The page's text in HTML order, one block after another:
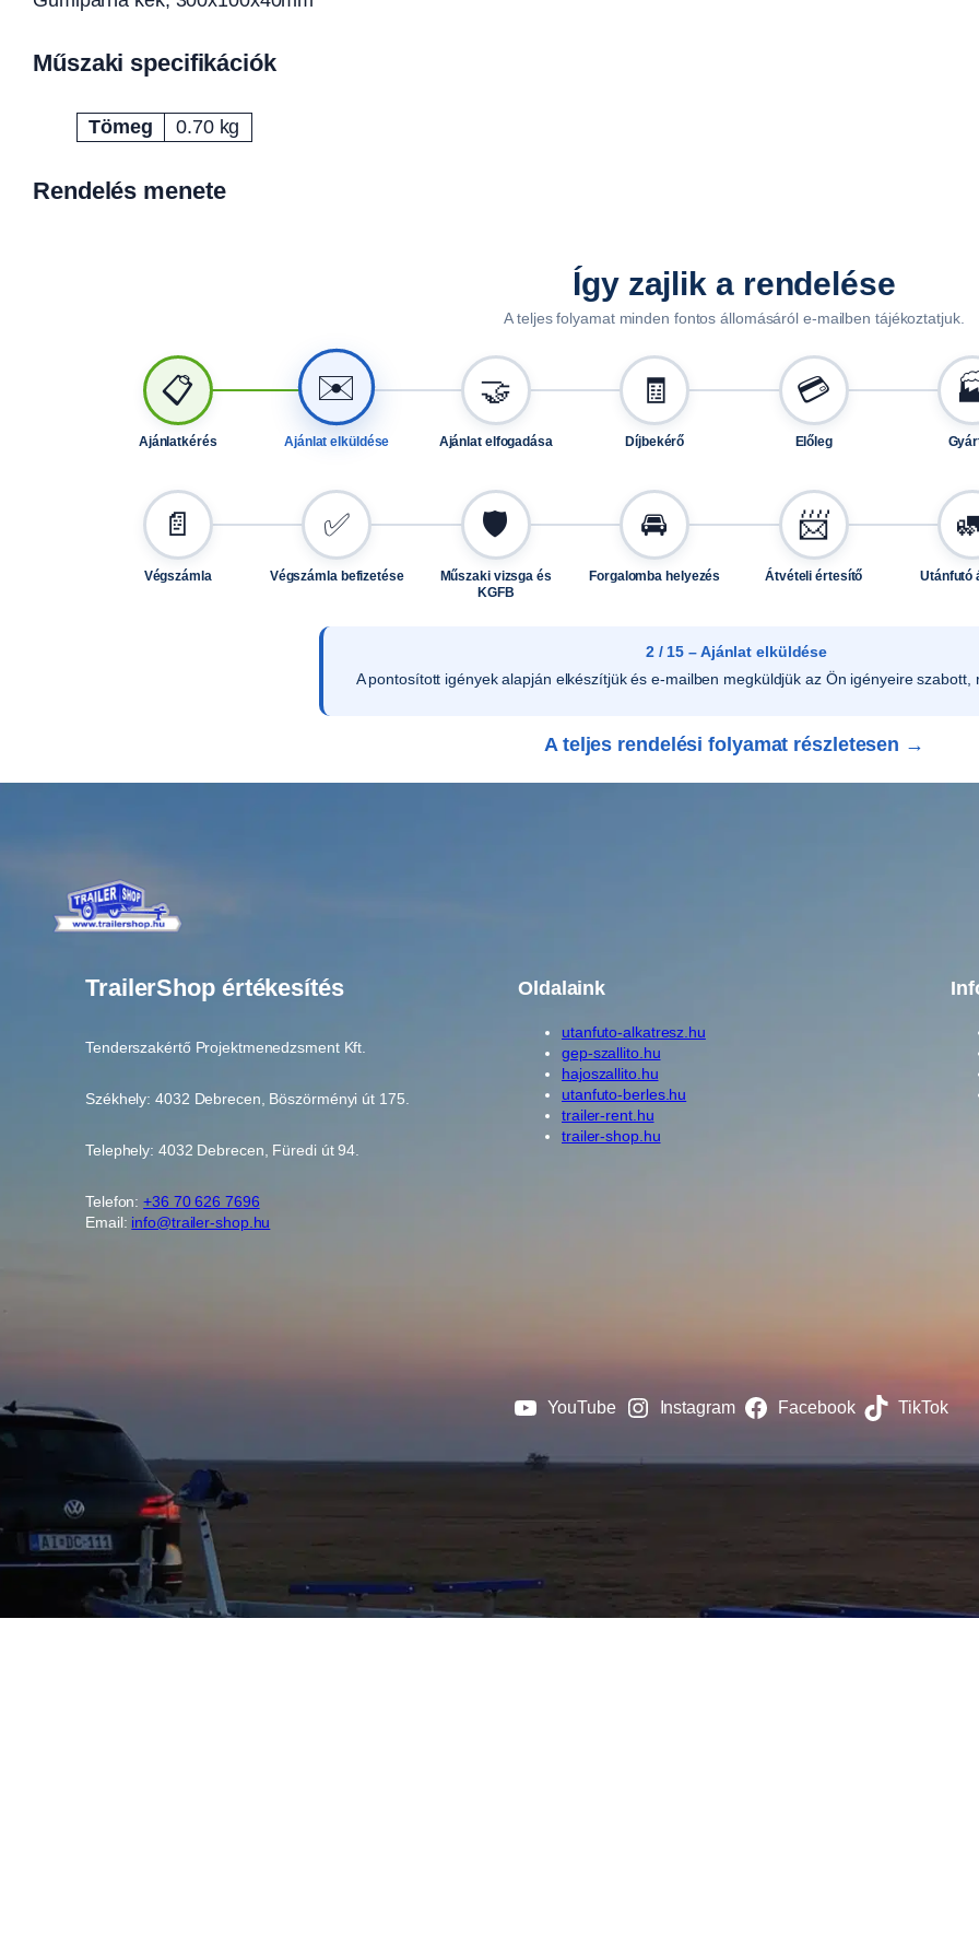
é
g
Műszaki specifikációk
Attribútumok Érték
Tömeg 0.70 kg
Rendelés menete
Így zajlik a rendelése
A teljes folyamat minden fontos állomásáról e-mailben tájékoztatjuk.
📋
Ajánlatkérés
✉️
Ajánlat elküldése
🤝
Ajánlat elfogadása
🧾
Díjbekérő
💳
Előleg
📄
Végszámla
✅
Végszámla befizetése
🛡️
Műszaki vizsga és
KGFB
🚘
Forgalomba helyezés
📨
Átvételi értesítő Utánfutó
2 / 15 – Ajánlat elküldése
A pontosított igények alapján elkészítjük és e-mailben megküldjük az Ön igényeire szabott,
A teljes rendelési folyamat részletesen →
TrailerShop értékesítés
Tenderszakértő Projektmenedzsment Kft.
Székhely: 4032 Debrecen, Böszörményi út 175.
Telephely: 4032 Debrecen, Füredi út 94.
Telefon:+36 70 626 7696
Email: info@trailer-shop.hu
Oldalaink
utanfuto-alkatresz.hu
gep-szallito.hu
hajoszallito.hu
utanfuto-berles.hu
trailer-rent.hu
trailer-shop.hu
YouTube Instagram Facebook TikTok